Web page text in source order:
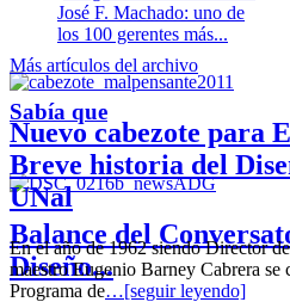
José F. Machado: uno de
los 100 gerentes más...
Nuevo cabezote para
Balance del
Diseño...
Más artículos del archivo
Sabía que
Breve historia del
UNal
En el año de 1962 siendo Director
maestro Eugenio Barney Cabrera se
Programa de…[seguir leyendo]